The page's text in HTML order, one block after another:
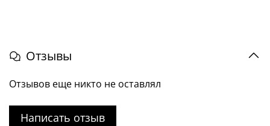
Отзывы
Отзывов еще никто не оставлял
Написать отзыв